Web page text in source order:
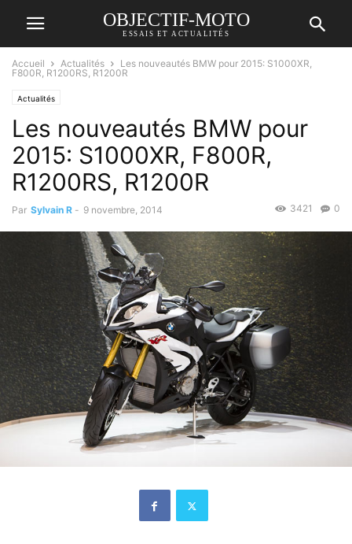
OBJECTIF-MOTO
ESSAIS ET ACTUALITÉS
Accueil Actualités
Les nouveautés BMW pour 2015: S1000XR,
F800R, R1200RS, R1200R
Actualités
Les nouveautés BMW pour
2015: S1000XR, F800R,
R1200RS, R1200R
Par Sylvain R - 9 novembre, 2014 0
3421